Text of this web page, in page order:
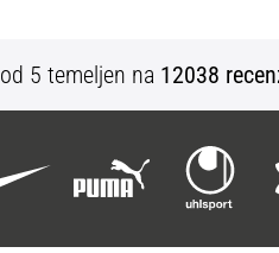
od 5 temeljen na 12038